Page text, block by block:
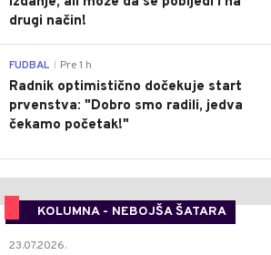
drugi način!
FUDBAL Pre 1 h
Radnik optimistično dočekuje start
prvenstva: "Dobro smo radili, jedva
čekamo početak!"
KOLUMNA - NEBOJŠA ŠATARA
23.07.2026.